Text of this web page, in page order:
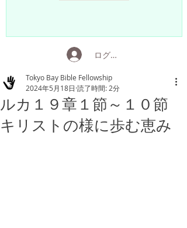
ログイン
ルカ１９章１節～１０節
キリストの様に歩む恵み
Tokyo Bay Bible Fellowship
2024年5月18日 読了時間: 2分